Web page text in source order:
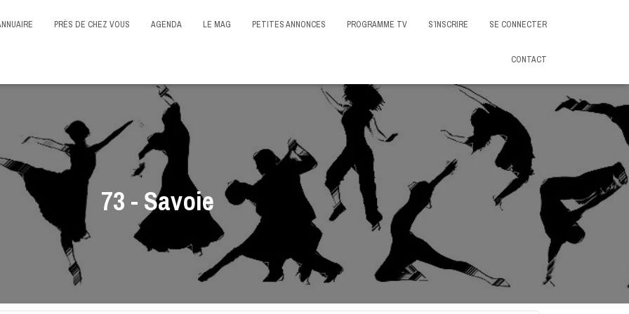
PRÈS DE CHEZ VOUS AGENDA LE MAG PETITES ANNONCES PROGRAMME TV S’INSCRIRE SE CONNECTER
CONTACT
73 - Savoie